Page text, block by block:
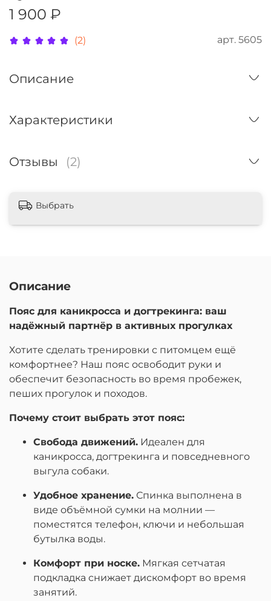
(2) арт. 5605
1 900 ₽
Описание
Характеристики
Отзывы (2)
Выбрать
Описание
Пояс для каникросса и догтрекинга: ваш
надёжный партнёр в активных прогулках
Хотите сделать тренировки с питомцем ещё
комфортнее? Наш пояс освободит руки и
обеспечит безопасность во время пробежек,
пеших прогулок и походов.
Почему стоит выбрать этот пояс:
Свобода движений. Идеален для
каникросса, догтрекинга и повседневного
выгула собаки.
Удобное хранение. Спинка выполнена в
виде объёмной сумки на молнии —
поместятся телефон, ключи и небольшая
бутылка воды.
Комфорт при носке. Мягкая сетчатая
подкладка снижает дискомфорт во время
занятий.